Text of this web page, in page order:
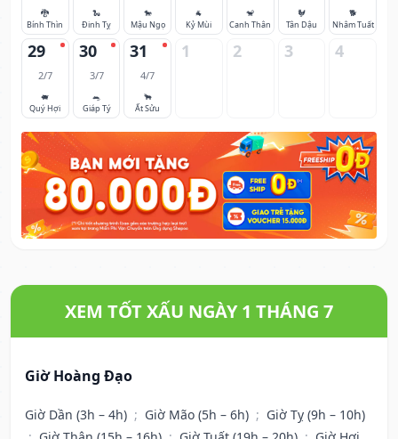
🐉
Bính Thìn
🐍
Đinh Tỵ
🐎
Mậu Ngọ
🐐
Kỷ Mùi
🐒
Canh Thân
🐓
Tân Dậu
🐕
Nhâm Tuất
29
2/7
🐖
Quý Hợi
30
3/7
🐀
Giáp Tý
31
4/7
🐂
Ất Sửu
1 2 3 4
XEM TỐT XẤU NGÀY 1 THÁNG 7
Giờ Hoàng Đạo
Giờ Dần (3h – 4h) ; Giờ Mão (5h – 6h) ; Giờ Tỵ (9h – 10h)